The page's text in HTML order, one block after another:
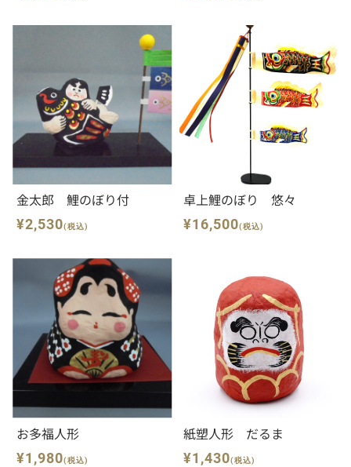
金太郎 鯉のぼり付
¥2,530(税込)
卓上鯉のぼり 悠々
¥16,500(税込)
お多福人形
¥1,980(税込)
紙塑人形 だるま
¥1,430(税込)